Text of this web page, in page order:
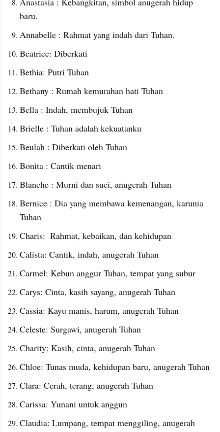
baru.
Annabelle : Rahmat yang indah dari Tuhan.
Beatrice: Diberkati
Bethia: Putri Tuhan
Bethany : Rumah kemurahan hati Tuhan
Bella : Indah, membujuk Tuhan
Brielle : Tuhan adalah kekuatanku
Beulah : Diberkati oleh Tuhan
Bonita : Cantik menari
Blanche : Murni dan suci, anugerah Tuhan
Bernice : Dia yang membawa kemenangan, karunia
Tuhan
Charis:  Rahmat, kebaikan, dan kehidupan
Calista: Cantik, indah, anugerah Tuhan
Carmel: Kebun anggur Tuhan, tempat yang subur
Carys: Cinta, kasih sayang, anugerah Tuhan
Cassia: Kayu manis, harum, anugerah Tuhan
Celeste: Surgawi, anugerah Tuhan
Charity: Kasih, cinta, anugerah Tuhan
Chloe: Tunas muda, kehidupan baru, anugerah Tuhan
Clara: Cerah, terang, anugerah Tuhan
Carissa: Yunani untuk anggun
Claudia: Lumpang, tempat menggiling, anugerah